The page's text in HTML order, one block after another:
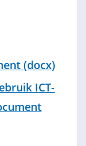
(docx)
ICT-